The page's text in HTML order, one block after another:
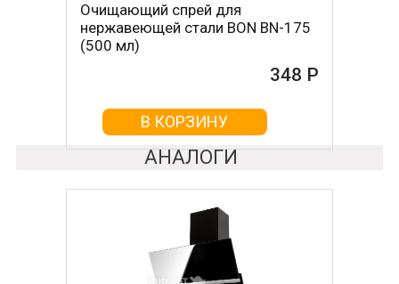
Очищающий спрей для
нержавеющей стали BON BN-175
(500 мл)
348 Р
В КОРЗИНУ
АНАЛОГИ